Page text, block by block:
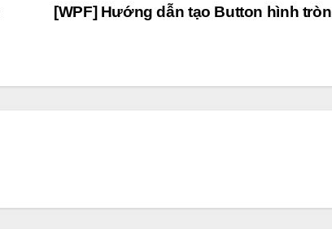
[WPF] Hướng dẫn tạo Button hình tròn